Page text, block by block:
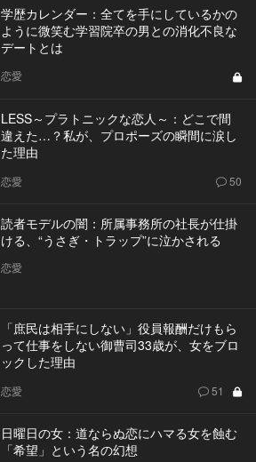
学歴カレンダー：全てを手にしているかの
ように微笑む学習院卒の男との消化不良な
デートとは
恋愛
LESS～プラトニックな恋人～：どこで間
違えた…？私が、プロポーズの瞬間に涙し
た理由
恋愛 50
読者モデルの闇：所属事務所の社長が仕掛
ける、“うさぎ・トラップ”に泣かされる
恋愛
「庶民は相手にしない」役員報酬だけもら
って仕事をしない御曹司33歳が、女をブロ
ックした理由
恋愛 51
日曜日の女：道ならぬ恋にハマる女を蝕む
「希望」という名の幻想